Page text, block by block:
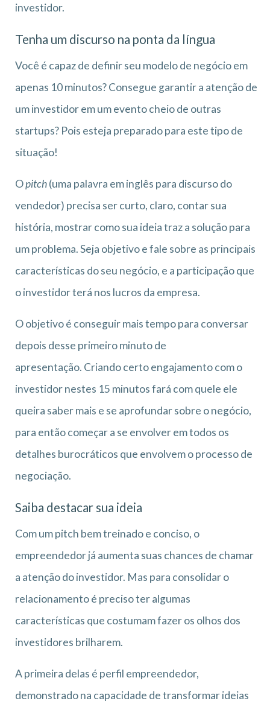
investidor.
Tenha um discurso na ponta da língua
Você é capaz de definir seu modelo de negócio em
apenas 10 minutos? Consegue garantir a atenção de
um investidor em um evento cheio de outras
startups? Pois esteja preparado para este tipo de
situação!
Opitch(uma palavra em inglês para discurso do
vendedor) precisa ser curto, claro, contar sua
história, mostrar como sua ideia traz a solução para
um problema. Seja objetivo e fale sobre as principais
características do seu negócio, e a participação que
o investidor terá nos lucros da empresa.
O objetivo é conseguir mais tempo para conversar
depois desse primeiro minuto de
apresentação. Criando certo engajamento com o
investidor nestes 15 minutos fará com quele ele
queira saber mais e se aprofundar sobre o negócio,
para então começar a se envolver em todos os
detalhes burocráticos que envolvem o processo de
negociação.
Saiba destacar sua ideia
Com um pitch bem treinado e conciso, o
empreendedor já aumenta suas chances de chamar
a atenção do investidor. Mas para consolidar o
relacionamento é preciso ter algumas
características que costumam fazer os olhos dos
investidores brilharem.
A primeira delas é perfil empreendedor,
demonstrado na capacidade de transformar ideias